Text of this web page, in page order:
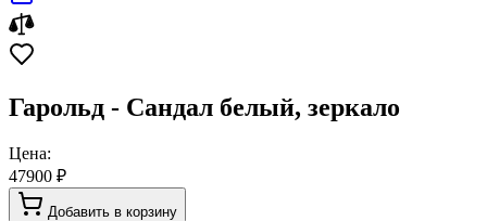
Гарольд - Сандал белый, зеркало
Цена:
47900 ₽
Добавить в корзину